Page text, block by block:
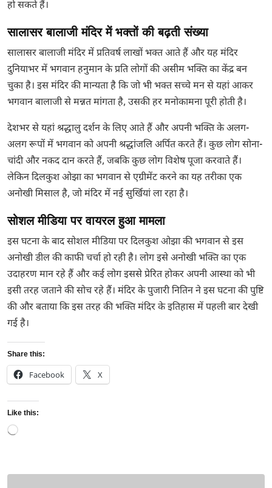
हो सकते हैं।
सालासर बालाजी मंदिर में भक्तों की बढ़ती संख्या
सालासर बालाजी मंदिर में प्रतिवर्ष लाखों भक्त आते हैं और यह मंदिर
दुनियाभर में भगवान हनुमान के प्रति लोगों की असीम भक्ति का केंद्र बन
चुका है। इस मंदिर की मान्यता है कि जो भी भक्त सच्चे मन से यहां आकर
भगवान बालाजी से मन्नत मांगता है, उसकी हर मनोकामना पूरी होती है।
देशभर से यहां श्रद्धालु दर्शन के लिए आते हैं और अपनी भक्ति के अलग-
अलग रूपों में भगवान को अपनी श्रद्धांजलि अर्पित करते हैं। कुछ लोग सोना-
चांदी और नकद दान करते हैं, जबकि कुछ लोग विशेष पूजा करवाते हैं।
लेकिन दिलकुश ओझा का भगवान से एग्रीमेंट करने का यह तरीका एक
अनोखी मिसाल है, जो मंदिर में नई सुर्खियां ला रहा है।
सोशल मीडिया पर वायरल हुआ मामला
इस घटना के बाद सोशल मीडिया पर दिलकुश ओझा की भगवान से इस
अनोखी डील की काफी चर्चा हो रही है। लोग इसे अनोखी भक्ति का एक
उदाहरण मान रहे हैं और कई लोग इससे प्रेरित होकर अपनी आस्था को भी
इसी तरह जताने की सोच रहे हैं। मंदिर के पुजारी नितिन ने इस घटना की पुष्टि
की और बताया कि इस तरह की भक्ति मंदिर के इतिहास में पहली बार देखी
गई है।
Share this:
Facebook X
Like this:
Loading…